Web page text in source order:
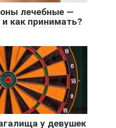
лечебные —
как принимать?
у девушек